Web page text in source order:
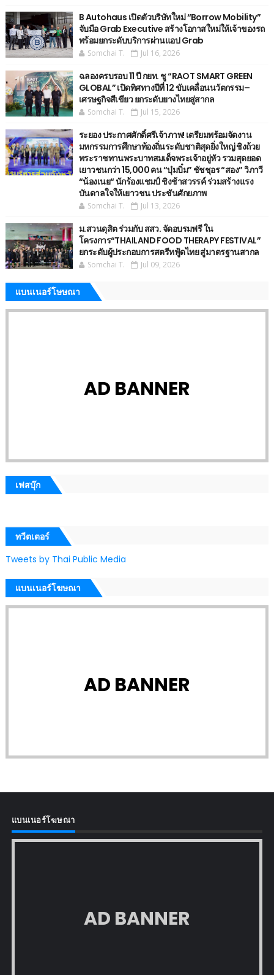
B Autohaus เปิดตัวบริษัทใหม่ “Borrow Mobility”
จับมือ Grab Executive สร้างโอกาสใหม่ให้เจ้าของรถ
พร้อมยกระดับบริการผ่านแอป Grab
Somchai T. Jul 16, 2026
ฉลองครบรอบ 11 ปี กยท. ชู “RAOT SMART GREEN
GLOBAL” เปิดทิศทางปีที่ 12 ขับเคลื่อนนวัตกรรม–
เศรษฐกิจสีเขียว ยกระดับยางไทยสู่สากล
Somchai T. Jul 15, 2026
ระยอง ประกาศศักดิ์ศรีเจ้าภาพ! เตรียมพร้อมจัดงาน
มหกรรมการศึกษาท้องถิ่นระดับชาติสุดยิ่งใหญ่ ชิงถ้วย
พระราชทานพระบาทสมเด็จพระเจ้าอยู่หัว รวมสุดยอด
เยาวชนกว่า 15,000 คน “บุ๋มบิ๋ม” ชัชชุอร “สอง” วิภาวี
“น้องเนย“ นักร้องแชมป์ ชิงช้าสวรรค์ ร่วมสร้างแรง
บันดาลใจให้เยาวชน ประชันศักยภาพ
Somchai T. Jul 13, 2026
ม.สวนดุสิต ร่วมกับ สสว. จัดอบรมฟรี ใน
โครงการ“THAILAND FOOD THERAPY FESTIVAL”
ยกระดับผู้ประกอบการสตรีทฟู้ดไทย สู่มาตรฐานสากล
Somchai T. Jul 09, 2026
แบนเนอร์โษษณา
AD BANNER
เฟสบุ๊ก
ทวีตเตอร์
Tweets by Thai Public Media
แบนเนอร์โฆษณา
AD BANNER
แบนเนอร์โฆษณา
AD BANNER